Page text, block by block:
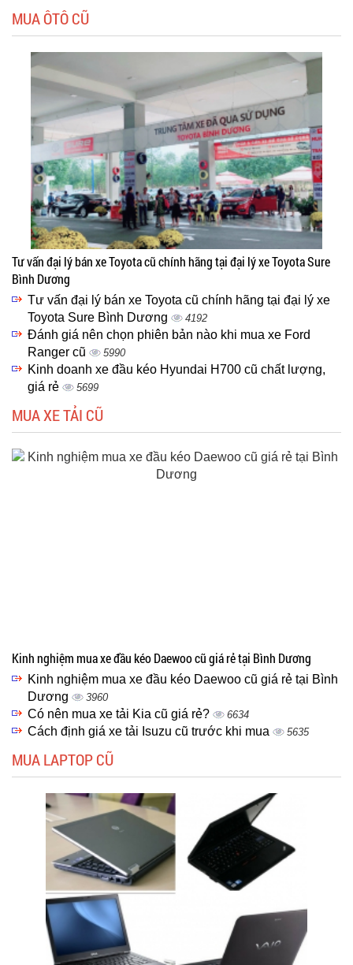
MUA ÔTÔ CŨ
Tư vấn đại lý bán xe Toyota cũ chính hãng tại đại lý xe Toyota Sure
Bình Dương
Tư vấn đại lý bán xe Toyota cũ chính hãng tại đại lý xe
Toyota Sure Bình Dương
4192
Đánh giá nên chọn phiên bản nào khi mua xe Ford
Ranger cũ
5990
Kinh doanh xe đầu kéo Hyundai H700 cũ chất lượng,
giá rẻ
5699
MUA XE TẢI CŨ
Kinh nghiệm mua xe đầu kéo Daewoo cũ giá rẻ tại Bình Dương
Kinh nghiệm mua xe đầu kéo Daewoo cũ giá rẻ tại Bình
Dương
3960
Có nên mua xe tải Kia cũ giá rẻ? 6634
Cách định giá xe tải Isuzu cũ trước khi mua 5635
MUA LAPTOP CŨ